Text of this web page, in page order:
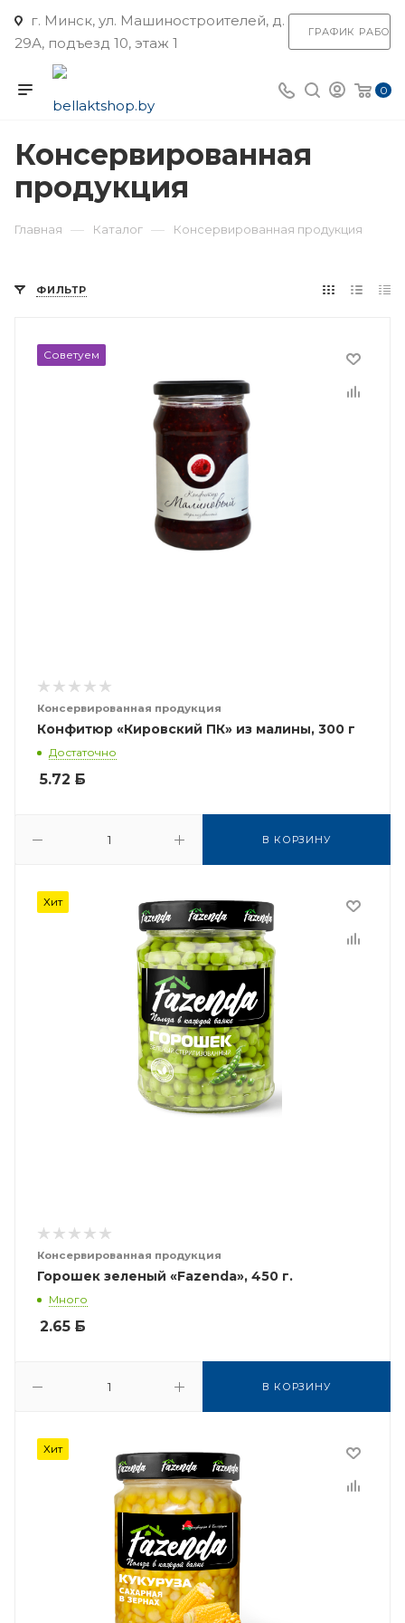
г. Минск, ул. Машиностроителей, д.
29А, подъезд 10, этаж 1
ГРАФИК
0
Консервированная
продукция
Главная — Каталог — Консервированная продукция
ФИЛЬТР
Советуем
Консервированная продукция
Конфитюр «Кировский ПК» из малины, 300 г
Достаточно
5.72 Б
В КОРЗИНУ
Хит
Консервированная продукция
Горошек зеленый «Fazenda», 450 г.
Много
2.65 Б
В КОРЗИНУ
Хит